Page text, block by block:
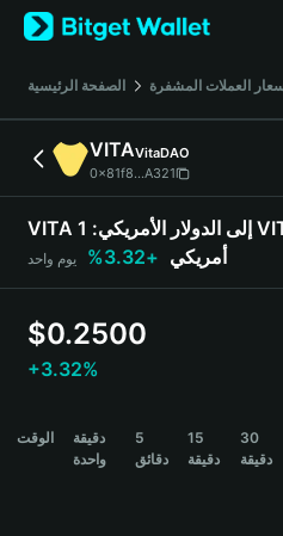
English
日本語
Русский
Español (Latinoamérica)
Türkçe
Deutsch
简体中文
Português (Portugal)
Bahasa Indonesia
বাংলা
الصفحة الرئيسية العملات المشفرة
VITAVitaDAO
0x81f8...A321
VITA إلى الدولار الأمريكي: 1 VITA = 0.2500$ دولار
أمريكي +3.32% يوم واحد
$0.2500
+3.32%
الوقت
دقيقة
واحدة
5
دقائق
15
دقيقة
30
دقيقة